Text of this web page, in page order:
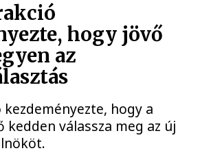
hogy jövő
az
hogy a
kedden válassza meg az új